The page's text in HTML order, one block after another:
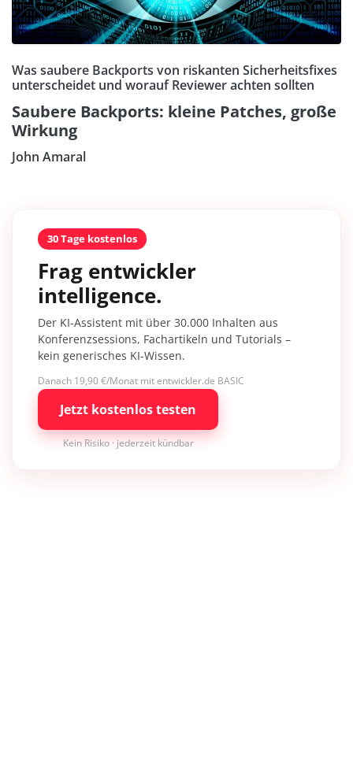
Was saubere Backports von riskanten Sicherheitsfixes
unterscheidet und worauf Reviewer achten sollten
Saubere Backports: kleine Patches, große
Wirkung
John Amaral
30 Tage kostenlos
Frag entwickler
intelligence.
Der KI-Assistent mit über 30.000 Inhalten aus
Konferenzsessions, Fachartikeln und Tutorials –
kein generisches KI-Wissen.
Danach 19,90 €/Monat mit entwickler.de BASIC
Jetzt kostenlos testen
Kein Risiko · jederzeit kündbar